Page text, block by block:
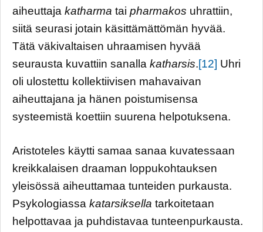
aiheuttaja katharma tai pharmakos uhrattiin,
siitä seurasi jotain käsittämättömän hyvää.
Tätä väkivaltaisen uhraamisen hyvää
seurausta kuvattiin sanalla katharsis.[12] Uhri
oli ulostettu kollektiivisen mahavaivan
aiheuttajana ja hänen poistumisensa
systeemistä koettiin suurena helpotuksena.
Aristoteles käytti samaa sanaa kuvatessaan
kreikkalaisen draaman loppukohtauksen
yleisössä aiheuttamaa tunteiden purkausta.
Psykologiassa katarsiksella tarkoitetaan
helpottavaa ja puhdistavaa tunteenpurkausta.